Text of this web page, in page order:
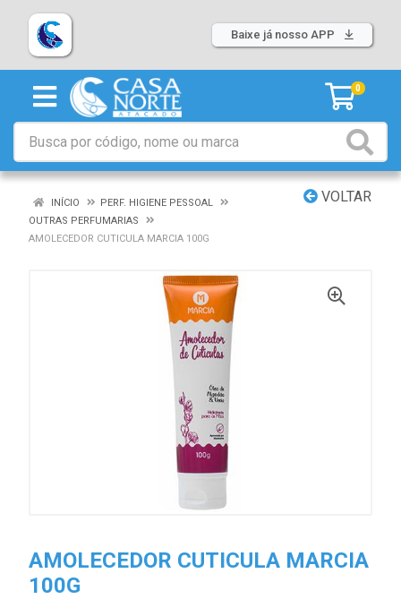
Baixe já nosso APP
0
VOLTAR
INÍCIO
PERF. HIGIENE PESSOAL
OUTRAS PERFUMARIAS
AMOLECEDOR CUTICULA MARCIA 100G
AMOLECEDOR CUTICULA MARCIA
100G